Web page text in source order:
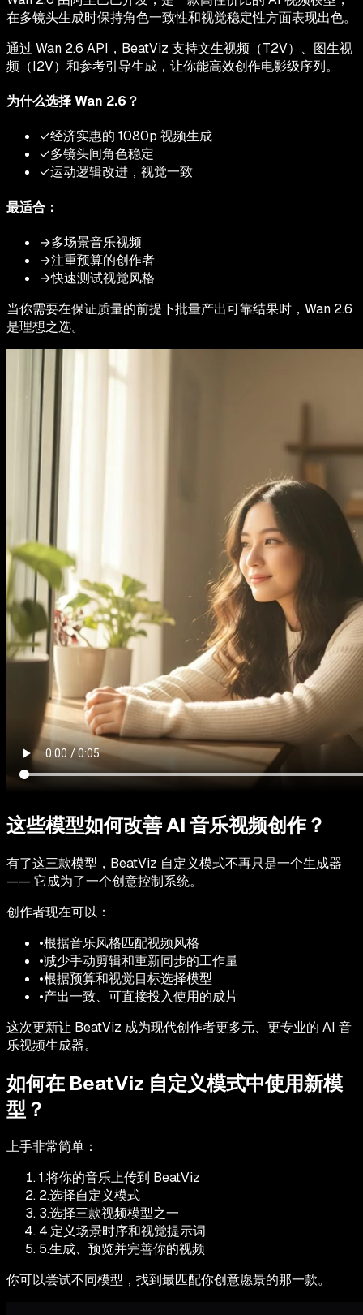
在多镜头生成时保持角色一致性和视觉稳定性方面表现出色。
通过 Wan 2.6 API，BeatViz 支持文生视频（T2V）、图生视
频（I2V）和参考引导生成，让你能高效创作电影级序列。
为什么选择 Wan 2.6？
✓经济实惠的 1080p 视频生成
✓多镜头间角色稳定
✓运动逻辑改进，视觉一致
最适合：
→多场景音乐视频
→注重预算的创作者
→快速测试视觉风格
当你需要在保证质量的前提下批量产出可靠结果时，Wan 2.6
是理想之选。
这些模型如何改善 AI 音乐视频创作？
有了这三款模型，BeatViz 自定义模式不再只是一个生成器
—— 它成为了一个创意控制系统。
创作者现在可以：
•根据音乐风格匹配视频风格
•减少手动剪辑和重新同步的工作量
•根据预算和视觉目标选择模型
•产出一致、可直接投入使用的成片
这次更新让 BeatViz 成为现代创作者更多元、更专业的 AI 音
乐视频生成器。
如何在 BeatViz 自定义模式中使用新模
型？
上手非常简单：
1.将你的音乐上传到 BeatViz
2.选择自定义模式
3.选择三款视频模型之一
4.定义场景时序和视觉提示词
5.生成、预览并完善你的视频
你可以尝试不同模型，找到最匹配你创意愿景的那一款。